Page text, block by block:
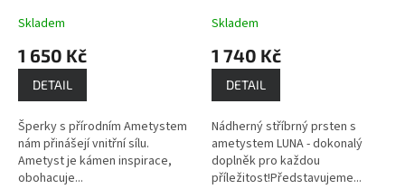
dodává vnitřní sílu.
energii svého majitele a
posiluje jeho vnitřní sílu
Skladem
1 650 Kč
DETAIL
Šperky s přírodním Ametystem
nám přinášejí vnitřní sílu.
Ametyst je kámen inspirace,
obohacuje...
ochrannou silou
Skladem
1 740 Kč
DETAIL
Nádherný stříbrný prsten s
ametystem LUNA - dokonalý
doplněk pro každou
příležitost!Představujeme...